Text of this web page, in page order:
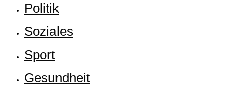
Poli­tik
Sozia­les
Sport
Gesund­heit